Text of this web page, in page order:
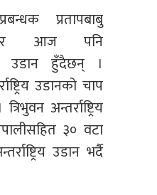
प्रतापबाबु
आज पनि
उडान हुँदैछन् ।
उडानको चाप
अन्तर्राष्ट्रिय
३० वटा
उडान भर्दै